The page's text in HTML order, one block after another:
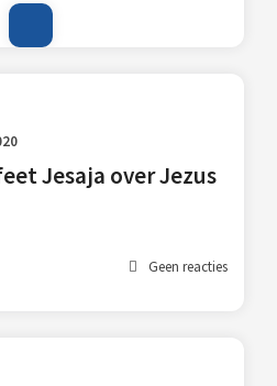
Jesaja over Jezus
Geen reacties